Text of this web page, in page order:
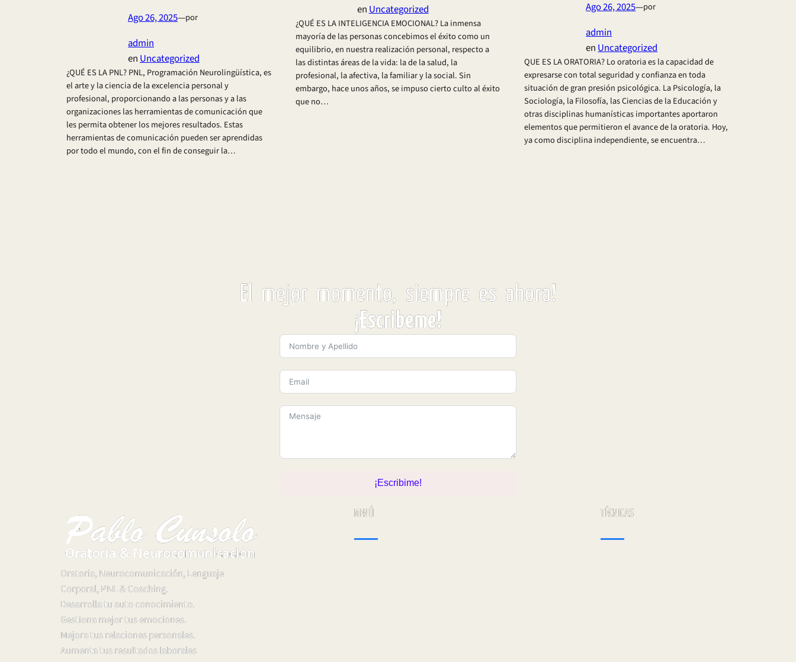
Ago 26, 2025—por
admin
enUncategorized
¿QUÉ ES LA PNL? PNL, Programación Neurolingüística, es
el arte y la ciencia de la excelencia personal y
profesional, proporcionando a las personas y a las
organizaciones las herramientas de comunicación que
les permita obtener los mejores resultados. Estas
herramientas de comunicación pueden ser aprendidas
por todo el mundo, con el fin de conseguir la…
enUncategorized
¿QUÉ ES LA INTELIGENCIA EMOCIONAL? La inmensa
mayoría de las personas concebimos el éxito como un
equilibrio, en nuestra realización personal, respecto a
las distintas áreas de la vida: la de la salud, la
profesional, la afectiva, la familiar y la social. Sin
embargo, hace unos años, se impuso cierto culto al éxito
que no…
Ago 26, 2025—por
admin
en Uncategorized
QUE ES LA ORATORIA? Lo oratoria es la capacidad de
expresarse con total seguridad y confianza en toda
situación de gran presión psicológica. La Psicología, la
Sociología, la Filosofía, las Ciencias de la Educación y
otras disciplinas humanísticas importantes aportaron
elementos que permitieron el avance de la oratoria. Hoy,
ya como disciplina independiente, se encuentra…
El mejor momento, siempre es ahora!
¡Escribeme!
¡Escribime!
Oratoria, Neurocomunicación, Lenguaje
Corporal, PNL & Coaching.
Desarrolla tu auto conocimiento.
Gestiona mejor tus emociones.
Mejora tus relaciones personales.
Aumenta tus resultados laborales
MENÚ TÉCNICAS